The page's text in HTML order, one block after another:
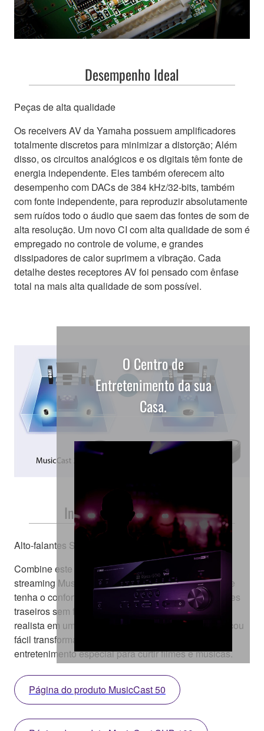
Desempenho Ideal
Peças de alta qualidade
Os receivers AV da Yamaha possuem amplificadores
totalmente discretos para minimizar a distorção; Além
disso, os circuitos analógicos e os digitais têm fonte de
energia independente. Eles também oferecem alto
desempenho com DACs de 384 kHz/32-bits, também
com fonte independente, para reproduzir absolutamente
sem ruídos todo o áudio que saem das fontes de som de
alta resolução. Um novo CI com alta qualidade de som é
empregado no controle de volume, e grandes
dissipadores de calor suprimem a vibração. Cada
detalhe destes receptores AV foi pensado com ênfase
total na mais alta qualidade de som possível.
O Centro de
Entretenimento da sua
Casa.
Instalação Fácil e Gratuita
Alto-falantes Surround sem Fio
Combine este receiver AV com o alto-falante de
streaming MusicCast 50 ou o MusicCast 20 sem fio e
tenha o conforto de um home theater com alto-falantes
traseiros sem fio. Você terá um som incrivelmente
realista em uma sala limpa de cabos e fios. Agora ficou
fácil transformar sua sala em um ambiente de
entretenimento especial para curtir filmes e músicas.
Página do produto MusicCast 50